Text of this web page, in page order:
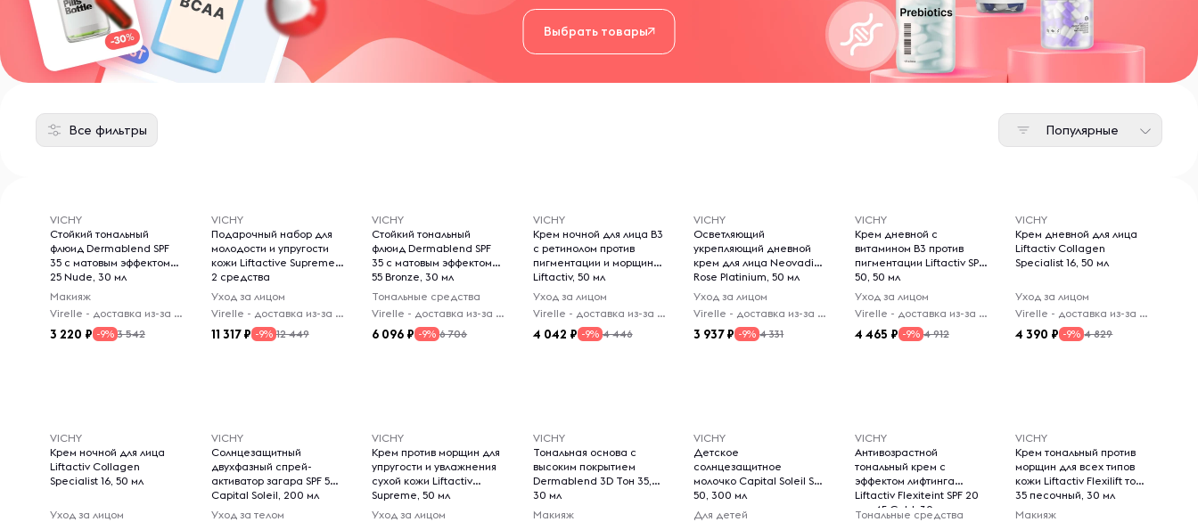
Выбрать товары
Все фильтры Популярные
VICHY
Стойкий тональный
флюид Dermablend SPF
35 с матовым эффектом
25 Nude, 30 мл
Макияж
Virelle - доставка из-за рубежа
3 220 -9% 3 542
VICHY
Подарочный набор для
молодости и упругости
кожи Liftactive Supreme,
2 средства
Уход за лицом
Virelle - доставка из-за рубежа
11 317 -9% 12 449
VICHY
Стойкий тональный
флюид Dermablend SPF
35 с матовым эффектом
55 Bronze, 30 мл
Тональные средства
Virelle - доставка из-за рубежа
6 096 -9% 6 706
VICHY
Крем ночной для лица B3
с ретинолом против
пигментации и морщин
Liftactiv, 50 мл
Уход за лицом
Virelle - доставка из-за рубежа
4 042 -9% 4 446
VICHY
Осветляющий
укрепляющий дневной
крем для лица Neovadiol
Rose Platinium, 50 мл
Уход за лицом
Virelle - доставка из-за рубежа
3 937 -9% 4 331
VICHY
Крем дневной с
витамином B3 против
пигментации Liftactiv SPF
50, 50 мл
Уход за лицом
Virelle - доставка из-за рубежа
4 465 -9% 4 912
VICHY
Крем дневной для лица
Liftactiv Collagen
Specialist 16, 50 мл
Уход за лицом
Virelle - доставка из-за рубежа
4 390 -9% 4 829
VICHY
Крем ночной для лица
Liftactiv Collagen
Specialist 16, 50 мл
Уход за лицом
VICHY
Солнцезащитный
двухфазный спрей-
активатор загара SPF 50
Capital Soleil, 200 мл
Уход за телом
VICHY
Крем против морщин для
упругости и увлажнения
сухой кожи Liftactiv
Supreme, 50 мл
Уход за лицом
VICHY
Тональная основа с
высоким покрытием
Dermablend 3D Тон 35,
30 мл
Макияж
VICHY
Детское
солнцезащитное
молочко Capital Soleil SPF
50, 300 мл
Для детей
VICHY
Антивозрастной
тональный крем с
эффектом лифтинга
Liftactiv Flexiteint SPF 20
тон 45 Gold, 30 мл
Тональные средства
VICHY
Крем тональный против
морщин для всех типов
кожи Liftactiv Flexilift тон
35 песочный, 30 мл
Макияж